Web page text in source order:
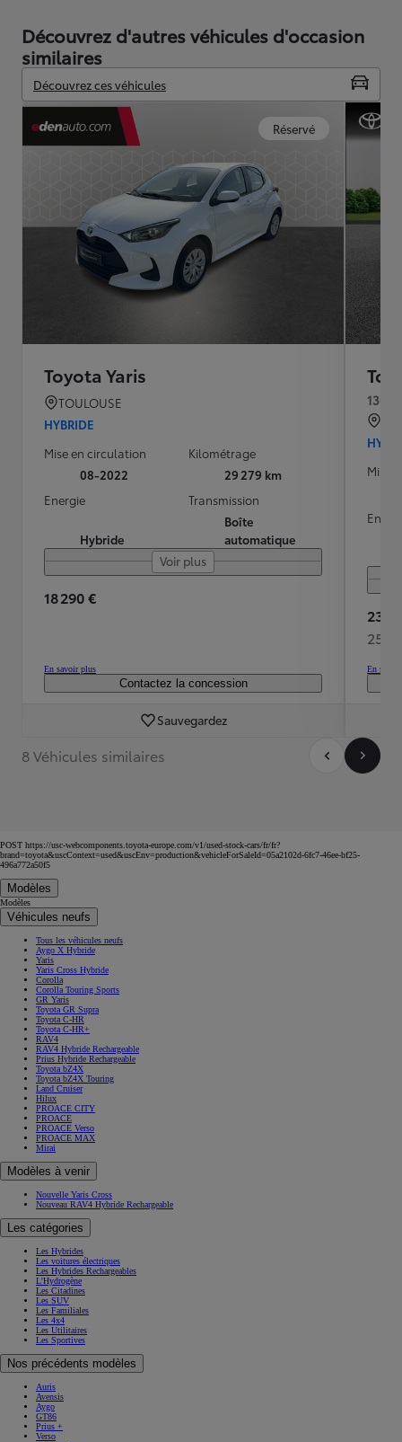
Découvrez d'autres véhicules d'occasion
similaires
Découvrez ces véhicules
Réservé
Toyota Yaris
TOULOUSE
HYBRIDE
Mise en circulation
08-2022
Kilométrage
29 279 km
Energie
Hybride
Transmission
Boîte
automatique
Voir plus
18 290 €
En savoir plus
Contactez la concession
Sauvegardez
130h
Mise
23
251
En
8 Véhicules similaires
POST https://usc-webcomponents.toyota-europe.com/v1/used-stock-cars/fr/fr?
brand=toyota&uscContext=used&uscEnv=production&vehicleForSaleId=05a2102d-6fc7-46ee-bf25-
496a772a50f5
Modèles
Modèles
Véhicules neufs
Tous les véhicules neufs
Aygo X Hybride
Yaris
Yaris Cross Hybride
Corolla
Corolla Touring Sports
GR Yaris
Toyota GR Supra
Toyota C-HR
Toyota C-HR+
RAV4
RAV4 Hybride Rechargeable
Prius Hybride Rechargeable
Toyota bZ4X
Toyota bZ4X Touring
Land Cruiser
Hilux
PROACE CITY
PROACE
PROACE Verso
PROACE MAX
Mirai
Modèles à venir
Nouvelle Yaris Cross
Nouveau RAV4 Hybride Rechargeable
Les catégories
Les Hybrides
Les voitures électriques
Les Hybrides Rechargeables
L'Hydrogène
Les Citadines
Les SUV
Les Familiales
Les 4x4
Les Utilitaires
Les Sportives
Nos précédents modèles
Auris
Avensis
Aygo
GT86
Prius +
Verso